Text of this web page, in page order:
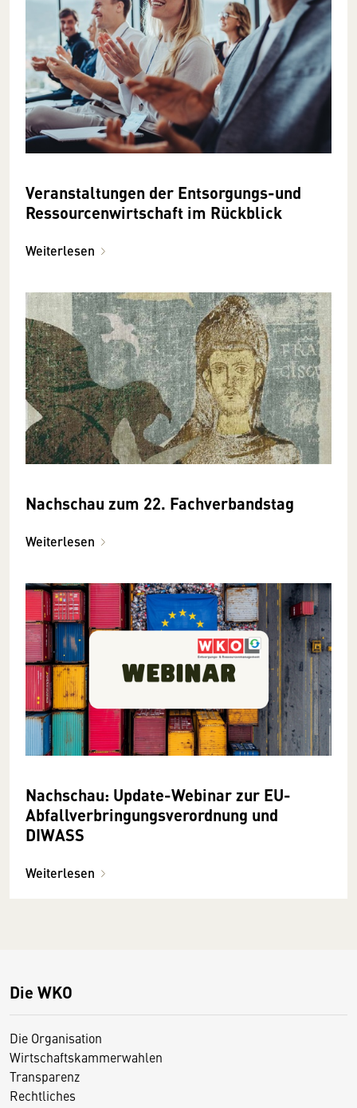
Veranstaltungen der Entsorgungs-und
Ressourcenwirtschaft im Rückblick
Weiterlesen
Nachschau zum 22. Fachverbandstag
Weiterlesen
Nachschau: Update-Webinar zur EU-
Abfallverbringungsverordnung und
DIWASS
Weiterlesen
Die WKO
Die Organisation
Wirtschaftskammerwahlen
Transparenz
Rechtliches